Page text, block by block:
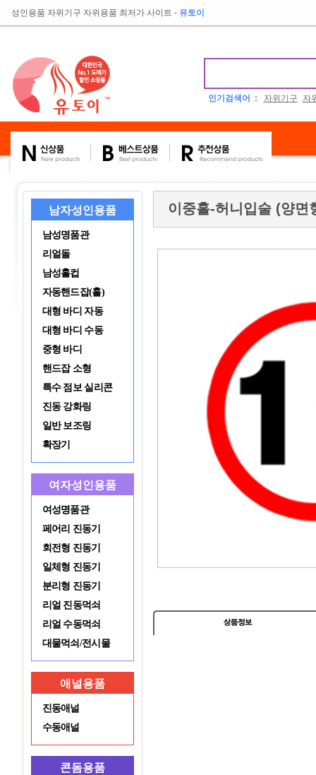
성인용품 자위기구 자위용품 최저가 사이트 - 유토이
인기검색어 : 자위기구 자
남자성인용품
남성명품관
리얼돌
남성홀컵
자동핸드잡(홀)
대형 바디 자동
대형 바디 수동
중형 바디
핸드잡 소형
특수 점보 실리콘
진동 강화링
일반 보조링
확장기
여자성인용품
여성명품관
페어리 진동기
회전형 진동기
일체형 진동기
분리형 진동기
리얼 진동먹쇠
리얼 수동먹쇠
대물먹쇠/전시물
애널용품
진동애널
수동애널
콘돔용품
이중홀-허니입술 (양면